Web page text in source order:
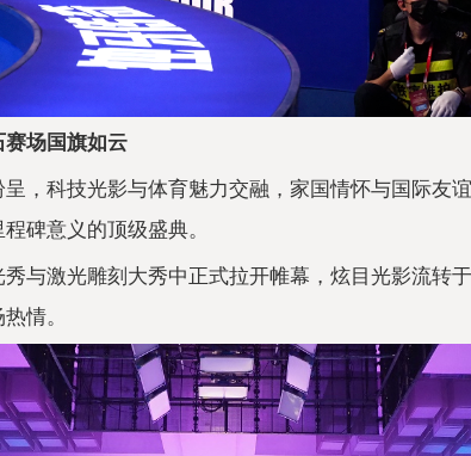
场国旗如云
，科技光影与体育魅力交融，家国情怀与国际友
碑意义的顶级盛典。
与激光雕刻大秀中正式拉开帷幕，炫目光影流转
情。